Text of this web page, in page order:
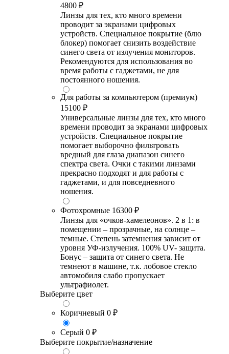
4800 ₽
Линзы для тех, кто много времени
проводит за экранами цифровых
устройств. Специальное покрытие (блю
блокер) помогает снизить воздействие
синего света от излучения мониторов.
Рекомендуются для использования во
время работы с гаджетами, не для
постоянного ношения.
Для работы за компьютером (премиум)
15100 ₽
Универсальные линзы для тех, кто много
времени проводит за экранами цифровых
устройств. Специальное покрытие
помогает выборочно фильтровать
вредный для глаза диапазон синего
спектра света. Очки с такими линзами
прекрасно подходят и для работы с
гаджетами, и для повседневного
ношения.
Фотохромные 16300 ₽
Линзы для «очков-хамелеонов». 2 в 1: в
помещении – прозрачные, на солнце –
темные. Степень затемнения зависит от
уровня УФ-излучения. 100% UV- защита.
Бонус – защита от синего света. Не
темнеют в машине, т.к. лобовое стекло
автомобиля слабо пропускает
ультрафиолет.
Выберите цвет
Коричневый 0 ₽
Серый 0 ₽
Выберите покрытие/назначение